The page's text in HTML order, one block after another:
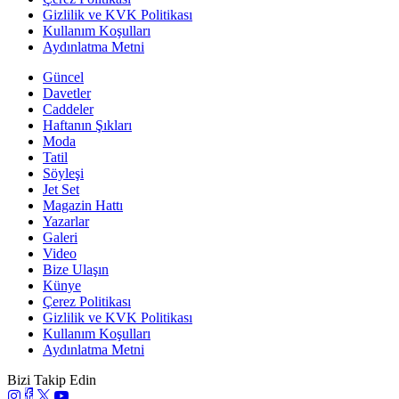
Gizlilik ve KVK Politikası
Kullanım Koşulları
Aydınlatma Metni
Güncel
Davetler
Caddeler
Haftanın Şıkları
Moda
Tatil
Söyleşi
Jet Set
Magazin Hattı
Yazarlar
Galeri
Video
Bize Ulaşın
Künye
Çerez Politikası
Gizlilik ve KVK Politikası
Kullanım Koşulları
Aydınlatma Metni
Bizi Takip Edin